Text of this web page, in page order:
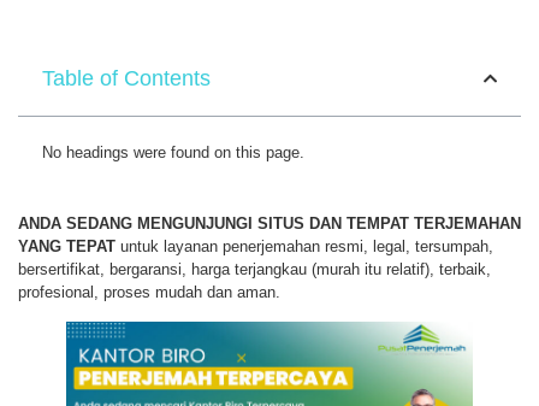
Table of Contents
No headings were found on this page.
ANDA SEDANG MENGUNJUNGI SITUS DAN TEMPAT TERJEMAHAN
YANG TEPAT untuk layanan penerjemahan resmi, legal, tersumpah,
bersertifikat, bergaransi, harga terjangkau (murah itu relatif), terbaik,
profesional, proses mudah dan aman.